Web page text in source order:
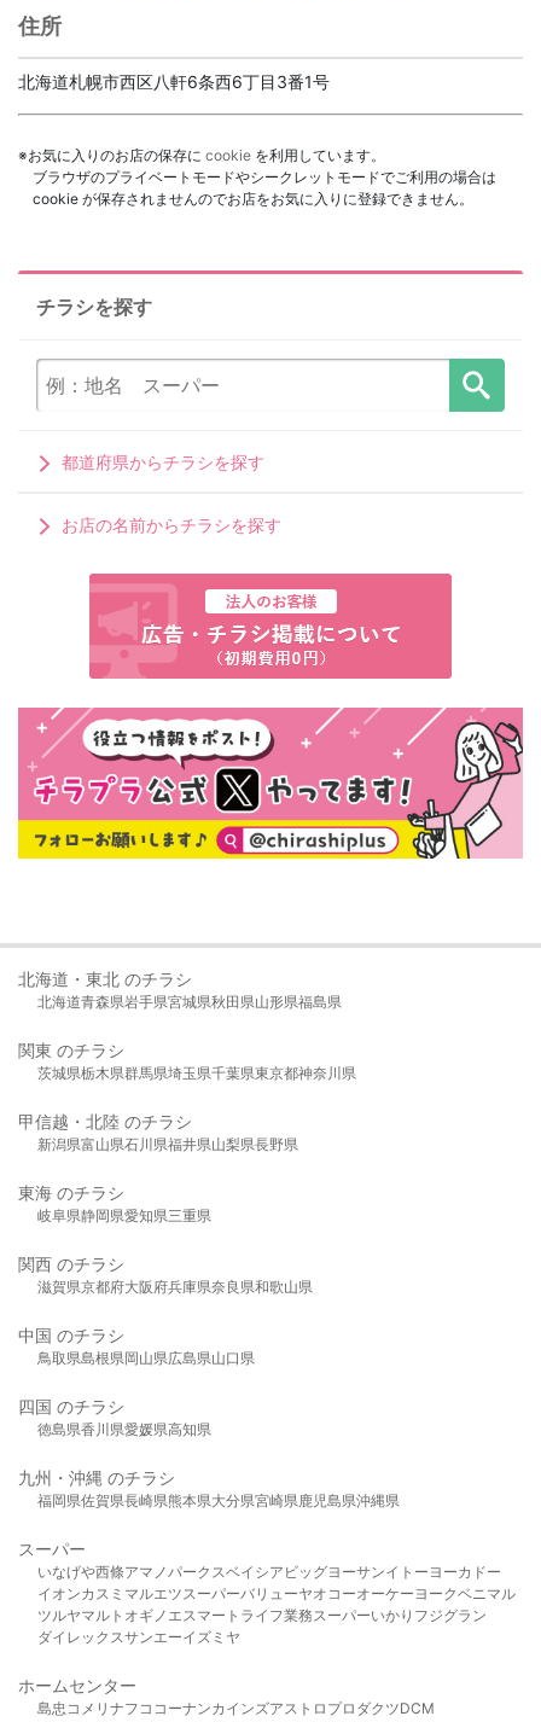
住所
北海道札幌市西区八軒6条西6丁目3番1号
※お気に入りのお店の保存に cookie を利用しています。
ブラウザのプライベートモードやシークレットモードでご利用の場合は
cookie が保存されませんのでお店をお気に入りに登録できません。
チラシを探す
都道府県からチラシを探す
お店の名前からチラシを探す
北海道・東北 のチラシ
北海道青森県岩手県宮城県秋田県山形県福島県
関東 のチラシ
茨城県栃木県群馬県埼玉県千葉県東京都神奈川県
甲信越・北陸 のチラシ
新潟県富山県石川県福井県山梨県長野県
東海 のチラシ
岐阜県静岡県愛知県三重県
関西 のチラシ
滋賀県京都府大阪府兵庫県奈良県和歌山県
中国 のチラシ
鳥取県島根県岡山県広島県山口県
四国 のチラシ
徳島県香川県愛媛県高知県
九州・沖縄 のチラシ
福岡県佐賀県長崎県熊本県大分県宮崎県鹿児島県沖縄県
スーパー
いなげや西條アマノパークスベイシア ビッグヨーサンイトーヨーカドー
イオンカスミ マルエツスーパーバリューヤオコーオーケー ヨークベニマル
ツルヤマルト オギノ エスマート ライフ業務スーパーいかり フジグラン
ダイレックスサンエーイズミヤ
ホームセンター
島忠 コメリ ナフコ コーナンカインズアストロプロダクツDCM